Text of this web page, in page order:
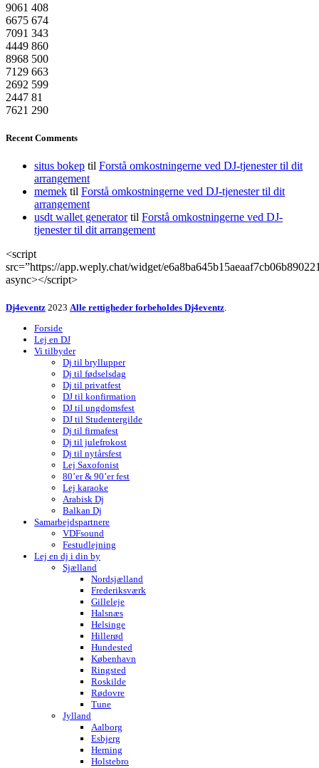
9061 408
6675 674
7091 343
4449 860
8968 500
7129 663
2692 599
2447 81
7621 290
Recent Comments
situs bokep til Forstå omkostningerne ved DJ-tjenester til dit
arrangement
memek til Forstå omkostningerne ved DJ-tjenester til dit
arrangement
usdt wallet generatortil Forstå omkostningerne ved DJ-
tjenester til dit arrangement
<script
src=”https://app.weply.chat/widget/
async></script>
Dj4eventz 2023 Alle rettigheder forbeholdes Dj4eventz
Forside
Lej en DJ
Vi tilbyder
Dj til bryllupper
Dj til fødselsdag
Dj til privatfest
DJ til konfirmation
DJ til ungdomsfest
DJ til Studentergilde
Dj til firmafest
Dj til julefrokost
Dj til nytårsfest
Lej Saxofonist
80’er & 90’er fest
Lej karaoke
Arabisk Dj
Balkan Dj
Samarbejdspartnere
VDFsound
Festudlejning
Lej en dj i din by
Sjælland
Nordsjælland
Frederiksværk
Gilleleje
Halsnæs
Helsinge
Hillerød
Hundested
København
Ringsted
Roskilde
Rødovre
Tune
Jylland
Aalborg
Esbjerg
Herning
Holstebro